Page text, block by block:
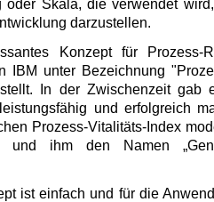
oder Skala, die verwendet
darzustellen.
Konzept für Prozess-
IBM unter Bezeichnung
In der Zwischenzeit gab
und erfolgreich
Prozess-Vitalitäts-Index
und ihm den Namen
ist einfach und für die